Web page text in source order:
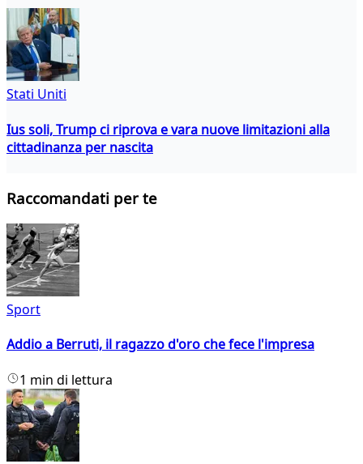
Stati Uniti
Ius soli, Trump ci riprova e vara nuove limitazioni alla
cittadinanza per nascita
Raccomandati per te
Sport
Addio a Berruti, il ragazzo d'oro che fece l'impresa
1 min di lettura